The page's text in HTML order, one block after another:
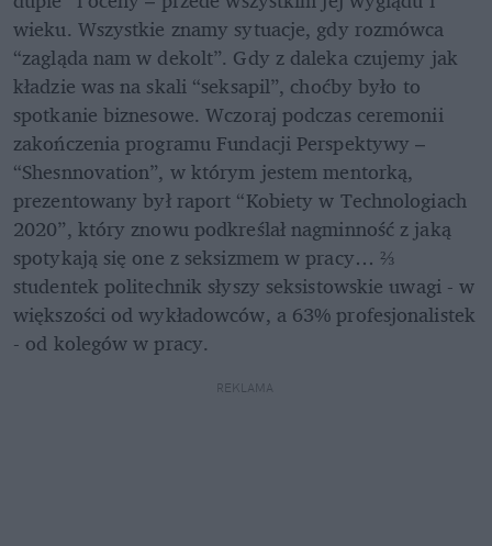
wieku. Wszystkie znamy sytuacje, gdy rozmówca
“zagląda nam w dekolt”. Gdy z daleka czujemy jak
kładzie was na skali “seksapil”, choćby było to
spotkanie biznesowe. Wczoraj podczas ceremonii
zakończenia programu Fundacji Perspektywy –
“Shesnnovation”, w którym jestem mentorką,
prezentowany był raport “Kobiety w Technologiach
2020”, który znowu podkreślał nagminność z jaką
spotykają się one z seksizmem w pracy… ⅔
studentek politechnik słyszy seksistowskie uwagi - w
większości od wykładowców, a 63% profesjonalistek
- od kolegów w pracy.
REKLAMA